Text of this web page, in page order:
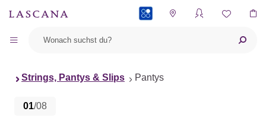
Strings, Pantys & Slips Pantys
01/08